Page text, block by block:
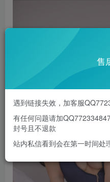
售
遇到链接失效，加客服
有任何问题请加
封号且不退款
站内私信看到会在第一时间处